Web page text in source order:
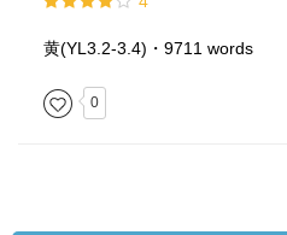
黄(YL3.2-3.4)・9711 words
0